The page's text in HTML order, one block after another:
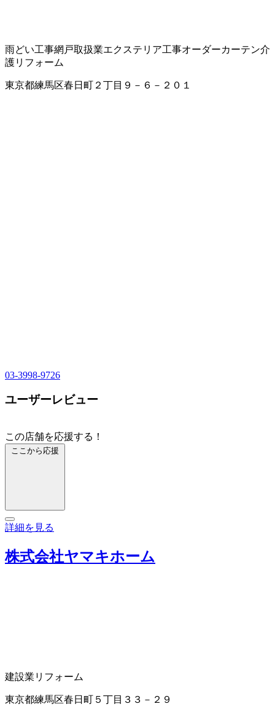
雨どい工事網戸取扱業エクステリア工事オーダーカーテン介
護リフォーム
東京都練馬区春日町２丁目９－６－２０１
03-3998-9726
ユーザーレビュー
この店舗を応援する！
ここから応援
詳細を見る
株式会社ヤマキホーム
建設業 リフォーム
東京都練馬区春日町５丁目３３－２９